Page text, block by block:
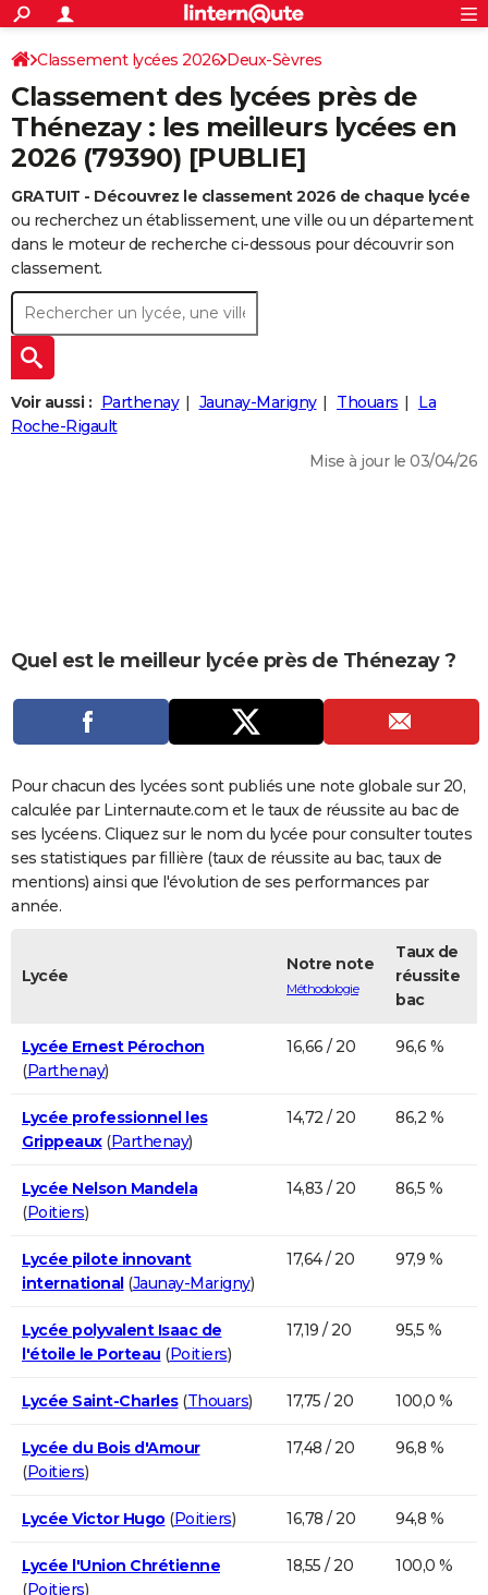
ACTUALITÉS
Politique
Société
Faits Divers
Education
Monde
Villes
+
SPORT
Coupe du monde 2026
Football
Tennis
Cyclisme
Rugby
Forum
CULTURE
Programme TV
TNT
Streaming
Cinéma
Sorties cinéma
Musique
+
FINANCE
Retraite
Impôts
Epargne
Immobilier
Risques naturels par ville
Banque
Assurance
Crédit
AUTO
Essais
Réserver un essai
Citadines
Berlines
SUV
Forum auto
+
HIGH-TECH
BRICOLAGE
Forum
Aménagement intérieur
Extérieur
Cuisine
Salle de bains
Jardinage
Rangement
+WEEK-END
Guides de France
Escapades
Patrimoine
Expositions
Musées
Week-end nature
+
LIFESTYLE
Art de vivre
Bien-être
Loisirs
Mode
Modes de vie
+SANTE
Dictionnaire
Biographies
Expressions
Proverbes
PROGRAMME TV
COPAINS D'AVANT
S'inscrire
Se connecter
Lycées
Collèges
Primaires
Universités
Entreprises
Service militaire
Avis de recherche
AVIS DE DÉCÈS
FORUM
Bricolage
Lifestyle
Culture
Sport
Auto
Television
Voyage
Cinema
S'inscrire
Connexion
Classement lycées 2026 Deux-Sèvres
Classement des lycées près de
Thénezay : les meilleurs lycées en
2026 (79390) [PUBLIE]
GRATUIT - Découvrez le classement 2026 de chaque lycée
ou recherchez un établissement, une ville ou un département
dans le moteur de recherche ci-dessous pour découvrir son
classement.
Voir aussi : Parthenay Jaunay-Marigny Thouars
La
Roche-Rigault
Mise à jour le 03/04/26
Quel est le meilleur lycée près de Thénezay ?
Pour chacun des lycées sont publiés une note globale sur 20,
calculée par Linternaute.com et le taux de réussite au bac de
ses lycéens. Cliquez sur le nom du lycée pour consulter toutes
ses statistiques par fillière (taux de réussite au bac, taux de
mentions) ainsi que l'évolution de ses performances par
année.
Lycée
Notre note
Méthodologie
Taux de
réussite
bac
Lycée Ernest Pérochon
(Parthenay)
16,66 / 20 96,6 %
Lycée professionnel les
Grippeaux(Parthenay)
14,72 / 20 86,2 %
Lycée Nelson Mandela
(Poitiers)
14,83 / 20 86,5 %
Lycée pilote innovant
international(Jaunay-Marigny)
17,64 / 20 97,9 %
Lycée polyvalent Isaac de
l'étoile le Porteau (Poitiers)
17,19 / 20 95,5 %
Lycée Saint-Charles(Thouars) 17,75 / 20 100,0 %
Lycée du Bois d'Amour
(Poitiers)
17,48 / 20 96,8 %
Lycée Victor Hugo (Poitiers) 16,78 / 20 94,8 %
Lycée l'Union Chrétienne
(Poitiers)
18,55 / 20 100,0 %